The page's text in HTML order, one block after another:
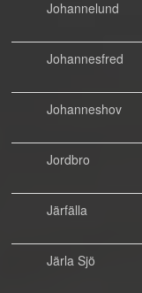
Johannelund
Johannesfred
Johanneshov
Jordbro
Järfälla
Järla Sjö